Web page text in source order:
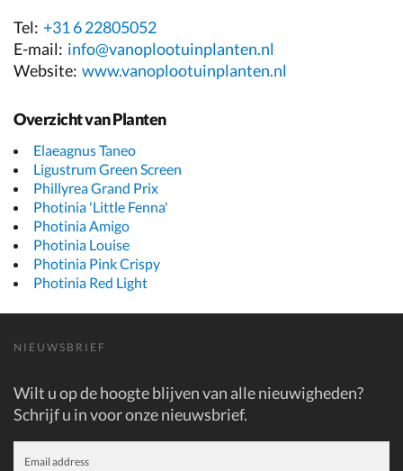
Tel: +31 6 22805052
E-mail: info@vanoplootuinplanten.nl
Website: www.vanoplootuinplanten.nl
Overzicht van Planten
Elaeagnus Taneo
Ligustrum Green Screen
Phillyrea Grand Prix
Photinia 'Little Fenna'
Photinia Amigo
Photinia Louise
Photinia Pink Crispy
Photinia Red Light
NIEUWSBRIEF
Wilt u op de hoogte blijven van alle nieuwigheden?
Schrijf u in voor onze nieuwsbrief.